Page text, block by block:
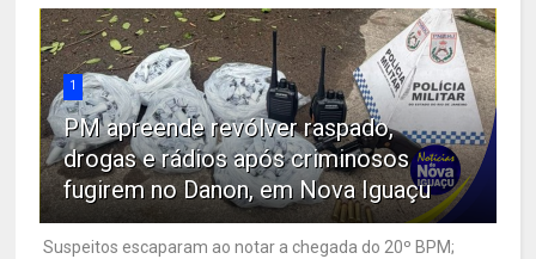
1
PM apreende revólver raspado,
drogas e rádios após criminosos
fugirem no Danon, em Nova Iguaçu
Suspeitos escaparam ao notar a chegada do 20º BPM;